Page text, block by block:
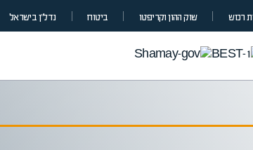
רכוש שוק ההון וקריפטו ביטוח נדל”ן בישראל